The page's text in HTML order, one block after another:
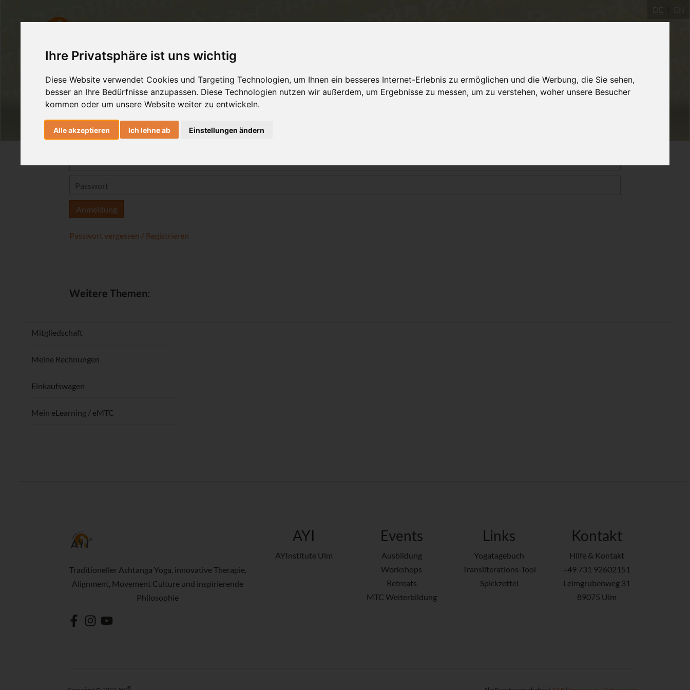
Ihre Privatsphäre ist uns wichtig
Diese Website verwendet Cookies und Targeting Technologien, um Ihnen ein besseres Internet-Erlebnis zu ermöglichen und die Werbung, die Sie sehen,
besser an Ihre Bedürfnisse anzupassen. Diese Technologien nutzen wir außerdem, um Ergebnisse zu messen, um zu verstehen, woher unsere Besucher
kommen oder um unsere Website weiter zu entwickeln.
Alle akzeptieren Ich lehne ab Einstellungen ändern
DE
Anmeldung
Passwort vergessen / Registrieren
Weitere Themen:
Mitgliedschaft
Meine Rechnungen
Einkaufswagen
Mein eLearning / eMTC
Traditioneller Ashtanga Yoga, innovative Therapie,
Alignment, Movement Culture und inspirierende
Philosophie
AYI
AYInstitute Ulm
Events
Ausbildung
Workshops
Retreats
MTC Weiterbildung
Links
Yogatagebuch
Transliterations-Tool
Spickzettel
Kontakt
Hilfe & Kontakt
+49 731 92602151
Leimgrubenweg 31
89075 Ulm
®